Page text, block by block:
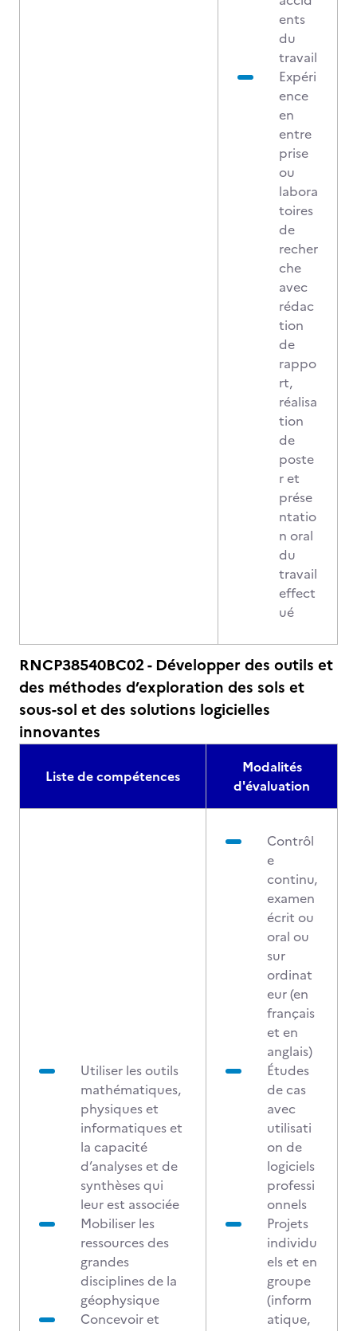
ents
du
travail
Expéri
ence
en
entre
prise
ou
labora
toires
de
recher
che
avec
rédac
tion
de
rappo
rt,
réalisa
tion
de
poste
r et
prése
ntatio
n oral
du
travail
effect
ué
RNCP38540BC02 - Développer des outils et
des méthodes d’exploration des sols et
sous-sol et des solutions logicielles
innovantes
Liste de compétences
Modalités
d'évaluation
Utiliser les outils
mathématiques,
physiques et
informatiques et
la capacité
d’analyses et de
synthèses qui
leur est associée
Mobiliser les
ressources des
grandes
disciplines de la
géophysique
Concevoir et
Contrôl
e
continu,
examen
écrit ou
oral ou
sur
ordinat
eur (en
français
et en
anglais)
Études
de cas
avec
utilisati
on de
logiciels
professi
onnels
Projets
individu
els et en
groupe
(inform
atique,